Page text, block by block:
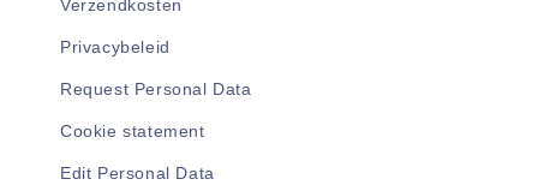
Verzendkosten
Privacybeleid
Request Personal Data
Cookie statement
Edit Personal Data